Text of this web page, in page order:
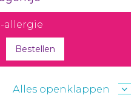
allergie
Bestellen
Alles openklappen